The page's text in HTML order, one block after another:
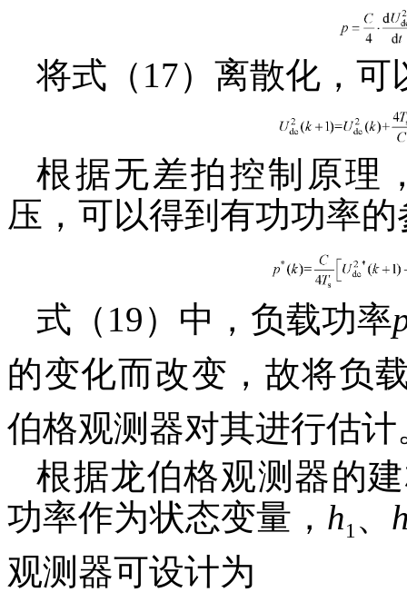
将式（17）离散化，
根据无差拍控制原理
压，可以得到有功功率
式（19）中，负载功率
的变化而改变，故将负
伯格观测器对其进行估计
根据龙伯格观测器的
功率作为状态变量， h1 、
观测器可设计为